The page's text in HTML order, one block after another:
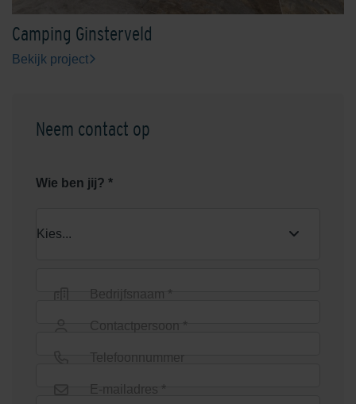
Camping Ginsterveld
Bekijk project
Neem contact op
Wie ben jij? *
Bedrijfsnaam *
Contactpersoon *
Telefoonnummer
E-mailadres *